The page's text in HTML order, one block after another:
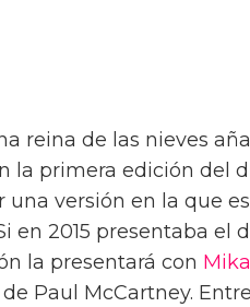
reina de las nieves
la primera edición del
una versión en la que
en 2015 presentaba el
la presentará con Mika
Paul McCartney.